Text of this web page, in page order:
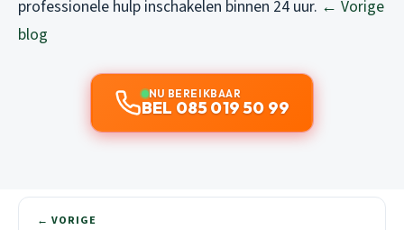
professionele hulp inschakelen binnen 24 uur. ← Vorige
blog
NU BEREIKBAAR
BEL 085 019 50 99
← VORIGE